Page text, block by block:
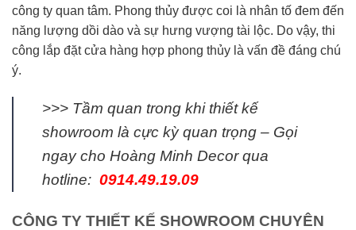
công ty quan tâm. Phong thủy được coi là nhân tố đem đến
năng lượng dồi dào và sự hưng vượng tài lộc. Do vậy, thi
công lắp đặt cửa hàng hợp phong thủy là vấn đề đáng chú
ý.
>>> Tầm quan trong khi thiết kế
showroom là cực kỳ quan trọng – Gọi
ngay cho Hoàng Minh Decor qua
hotline: 0914.49.19.09
CÔNG TY THIẾT KẾ SHOWROOM CHUYÊN